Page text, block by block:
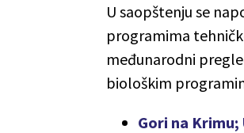
U saopštenju se
programima
međunarodni
biološkim
Gori na